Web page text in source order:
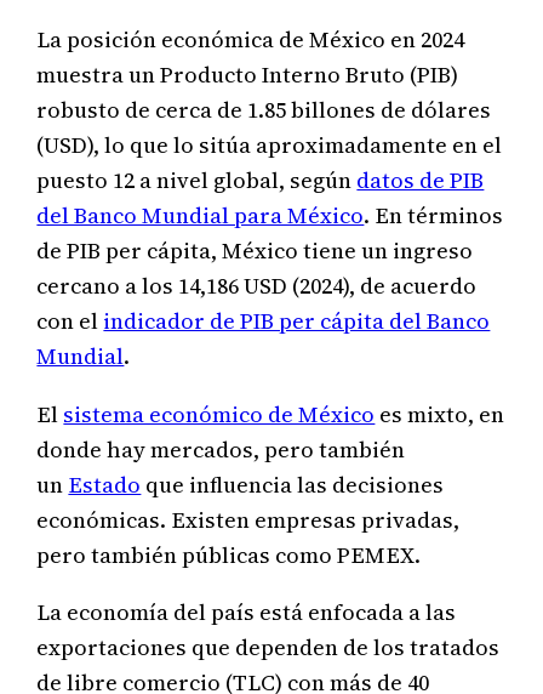
La posición económica de México en 2024
muestra un Producto Interno Bruto (PIB)
robusto de cerca de 1.85 billones de dólares
(USD), lo que lo sitúa aproximadamente en el
puesto 12 a nivel global, según datos de PIB
del Banco Mundial para México. En términos
de PIB per cápita, México tiene un ingreso
cercano a los 14,186 USD (2024), de acuerdo
con el indicador de PIB per cápita del Banco
Mundial.
El sistema económico de México es mixto, en
donde hay mercados, pero también
un Estado que influencia las decisiones
económicas. Existen empresas privadas,
pero también públicas como PEMEX.
La economía del país está enfocada a las
exportaciones que dependen de los tratados
de libre comercio (TLC) con más de 40